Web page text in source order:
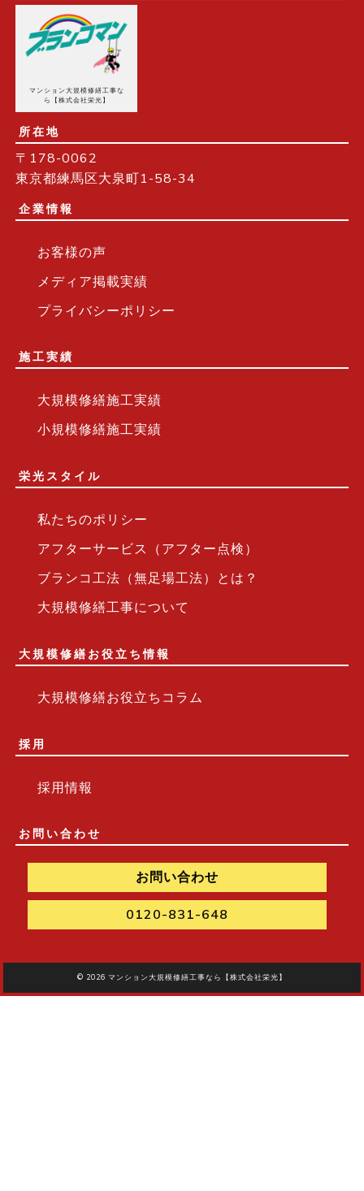
マンション大規模修繕工事な
ら【株式会社栄光】
所在地
〒178-0062
東京都練馬区大泉町1-58-34
企業情報
お客様の声
メディア掲載実績
プライバシーポリシー
施工実績
大規模修繕施工実績
小規模修繕施工実績
栄光スタイル
私たちのポリシー
アフターサービス（アフター点検）
ブランコ工法（無足場工法）とは？
大規模修繕工事について
大規模修繕お役立ち情報
大規模修繕お役立ちコラム
採用
採用情報
お問い合わせ
お問い合わせ
0120-831-648
© 2026 マンション大規模修繕工事なら【株式会社栄光】